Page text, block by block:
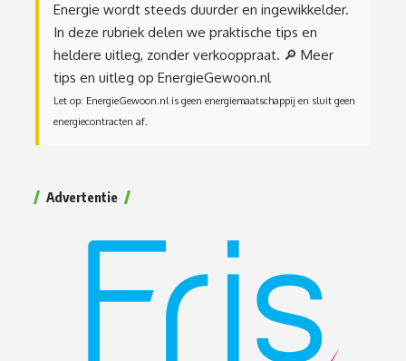
Energie wordt steeds duurder en ingewikkelder.
In deze rubriek delen we praktische tips en
heldere uitleg, zonder verkooppraat. 🔎 Meer
tips en uitleg op EnergieGewoon.nl
Let op: EnergieGewoon.nl is geen energiemaatschappij en sluit geen
energiecontracten af.
Advertentie